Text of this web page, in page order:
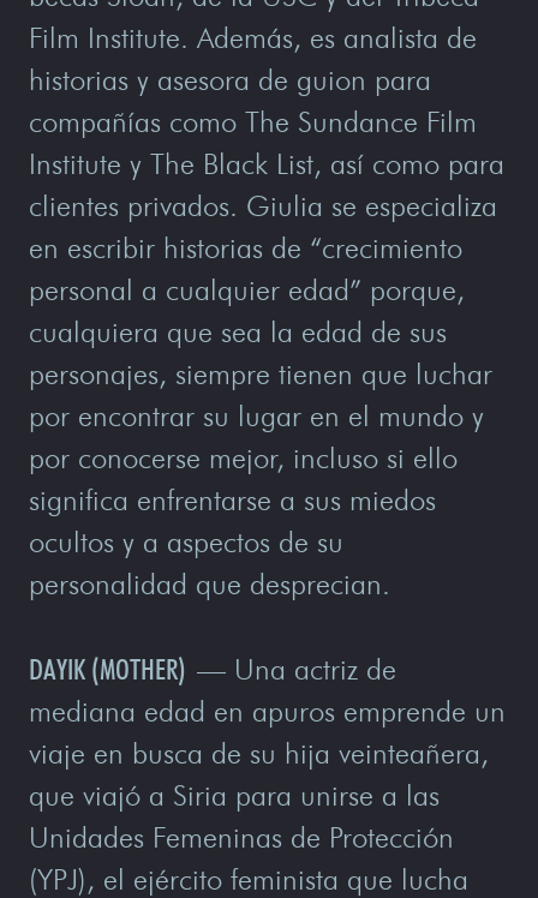
Film Institute. Además, es analista de
historias y asesora de guion para
compañías como The Sundance Film
Institute y The Black List, así como para
clientes privados. Giulia se especializa
en escribir historias de “crecimiento
personal a cualquier edad” porque,
cualquiera que sea la edad de sus
personajes, siempre tienen que luchar
por encontrar su lugar en el mundo y
por conocerse mejor, incluso si ello
significa enfrentarse a sus miedos
ocultos y a aspectos de su
personalidad que desprecian.
DAYIK (MOTHER) — Una actriz de
mediana edad en apuros emprende un
viaje en busca de su hija veinteañera,
que viajó a Siria para unirse a las
Unidades Femeninas de Protección
(YPJ), el ejército feminista que lucha